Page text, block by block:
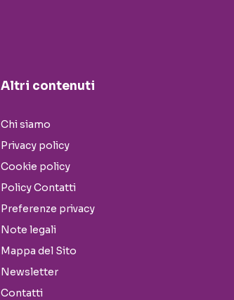
Altri contenuti
Chi siamo
Privacy policy
Cookie policy
Policy Contatti
Preferenze privacy
Note legali
Mappa del Sito
Newsletter
Contatti